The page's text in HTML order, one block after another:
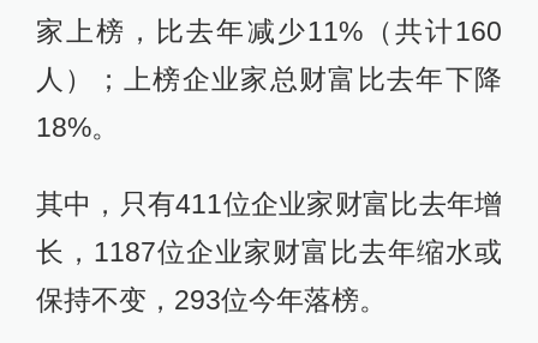
家上榜，比去年减少11%（共计160
人）；上榜企业家总财富比去年下降
18%。
其中，只有411位企业家财富比去年增
长，1187位企业家财富比去年缩水或
保持不变，293位今年落榜。